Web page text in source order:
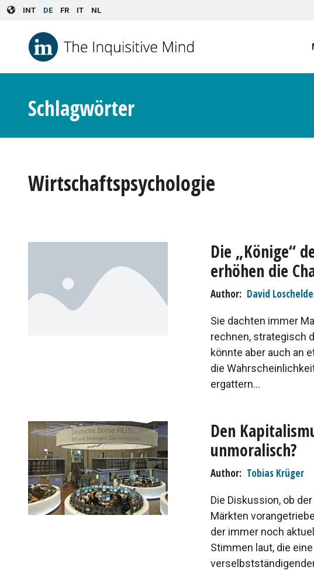
Skip to main content
INT DE FR IT NL
Schlagwörter
Wirtschaftspsychologie
Die „Könige“
erhöhen die
Author David
Sie dachten immer
rechnen, strategisch
könnte aber auch an
die
ergattern...
Den
unmoralisch?
Author Tobias Krüger
Die Diskussion, ob
Märkten
der immer noch
Stimmen laut, die